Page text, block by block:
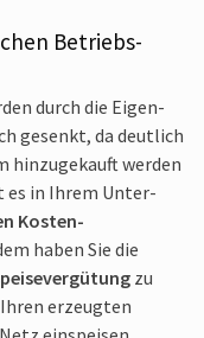
Betriebs­
durch die Eigen­
gesenkt, da deut­lich
hinzu­gekauft werden
es in Ihrem Unter­
Kosten­
haben Sie die
zu
erzeugten